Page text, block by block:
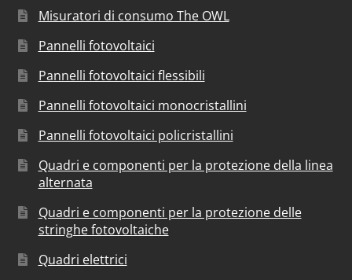
Misuratori di consumo The OWL
Pannelli fotovoltaici
Pannelli fotovoltaici flessibili
Pannelli fotovoltaici monocristallini
Pannelli fotovoltaici policristallini
Quadri e componenti per la protezione della linea
alternata
Quadri e componenti per la protezione delle
stringhe fotovoltaiche
Quadri elettrici